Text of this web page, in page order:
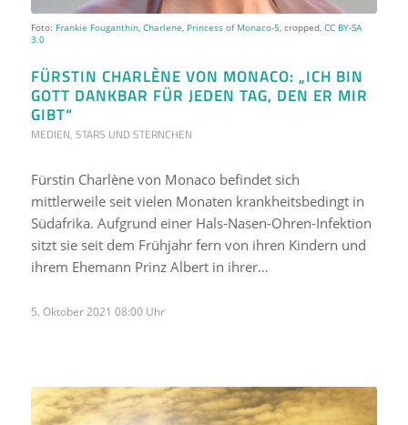
Foto: Frankie Fouganthin, Charlene, Princess of Monaco-5 , cropped, CC BY-SA
3.0
FÜRSTIN CHARLÈNE VON MONACO: „ICH BIN
GOTT DANKBAR FÜR JEDEN TAG, DEN ER MIR
GIBT“
MEDIEN, STARS UND STERNCHEN
Fürstin Charlène von Monaco befindet sich
mittlerweile seit vielen Monaten krankheitsbedingt in
Südafrika. Aufgrund einer Hals-Nasen-Ohren-Infektion
sitzt sie seit dem Frühjahr fern von ihren Kindern und
ihrem Ehemann Prinz Albert in ihrer…
5. Oktober 2021 08:00 Uhr